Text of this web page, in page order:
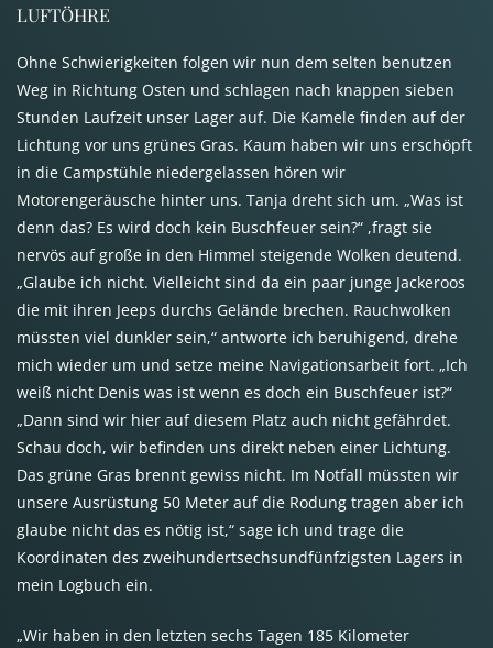
LUFTÖHRE
Ohne Schwierigkeiten folgen wir nun dem selten benutzen
Weg in Richtung Osten und schlagen nach knappen sieben
Stunden Laufzeit unser Lager auf. Die Kamele finden auf der
Lichtung vor uns grünes Gras. Kaum haben wir uns erschöpft
in die Campstühle niedergelassen hören wir
Motorengeräusche hinter uns. Tanja dreht sich um. „Was ist
denn das? Es wird doch kein Buschfeuer sein?“ ,fragt sie
nervös auf große in den Himmel steigende Wolken deutend.
„Glaube ich nicht. Vielleicht sind da ein paar junge Jackeroos
die mit ihren Jeeps durchs Gelände brechen. Rauchwolken
müssten viel dunkler sein,“ antworte ich beruhigend, drehe
mich wieder um und setze meine Navigationsarbeit fort. „Ich
weiß nicht Denis was ist wenn es doch ein Buschfeuer ist?“
„Dann sind wir hier auf diesem Platz auch nicht gefährdet.
Schau doch, wir befinden uns direkt neben einer Lichtung.
Das grüne Gras brennt gewiss nicht. Im Notfall müssten wir
unsere Ausrüstung 50 Meter auf die Rodung tragen aber ich
glaube nicht das es nötig ist,“ sage ich und trage die
Koordinaten des zweihundertsechsundfünfzigsten Lagers in
mein Logbuch ein.
„Wir haben in den letzten sechs Tagen 185 Kilometer